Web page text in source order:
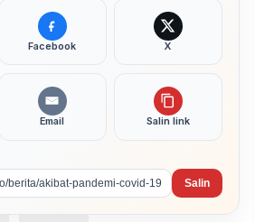
Facebook X
Email Salin link
Salin